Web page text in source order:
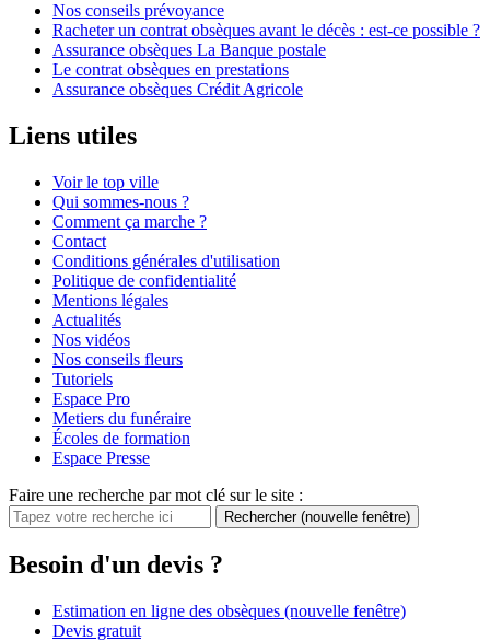
Nos conseils prévoyance
Racheter un contrat obsèques avant le décès : est-ce possible ?
Assurance obsèques La Banque postale
Le contrat obsèques en prestations
Assurance obsèques Crédit Agricole
Liens utiles
Voir le top ville
Qui sommes-nous ?
Comment ça marche ?
Contact
Conditions générales d'utilisation
Politique de confidentialité
Mentions légales
Actualités
Nos vidéos
Nos conseils fleurs
Tutoriels
Espace Pro
Metiers du funéraire
Écoles de formation
Espace Presse
Faire une recherche par mot clé sur le site :
Rechercher (nouvelle fenêtre)
Besoin d'un devis ?
Estimation en ligne des obsèques (nouvelle fenêtre)
Devis gratuit